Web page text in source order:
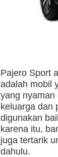
Pajero Sport
adalah mobil
yang nyaman
keluarga dan
digunakan
karena itu,
juga tertarik
dahulu.